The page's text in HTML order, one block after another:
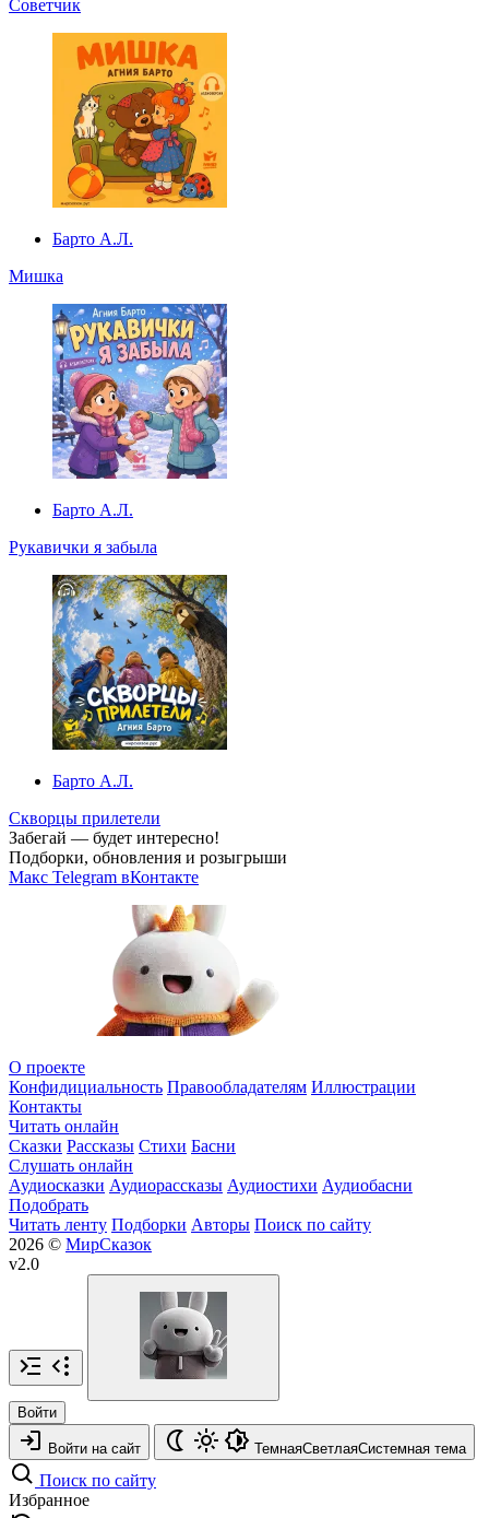
Советчик
Барто А.Л.
Мишка
Барто А.Л.
Рукавички я забыла
Барто А.Л.
Скворцы прилетели
Забегай — будет интересно!
Подборки, обновления и розыгрыши
Макс Telegram вКонтакте
О проекте
Конфидициальность Правообладателям Иллюстрации
Контакты
Читать онлайн
Сказки Рассказы Стихи Басни
Слушать онлайн
Аудиосказки Аудиорассказы Аудиостихи Аудиобасни
Подобрать
Читать ленту Подборки Авторы Поиск по сайту
2026 © МирСказок
v2.0
Войти
Войти на сайт ТемнаяСветлаяСистемная тема
Поиск по сайту
Избранное